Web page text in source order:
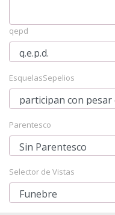
qepd
EsquelasSepelios
Parentesco
Selector de Vistas